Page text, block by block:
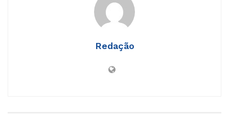
Redação